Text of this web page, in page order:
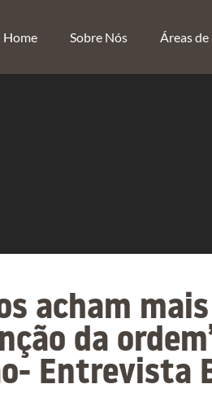
Home Sobre Nós Áreas
acham
da
Entrevista